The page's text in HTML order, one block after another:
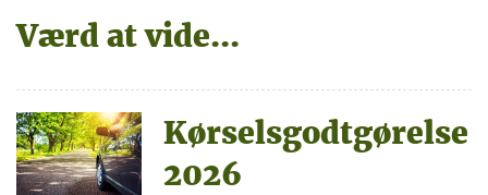
Værd at vide...
Kørselsgodtgørelse
2026